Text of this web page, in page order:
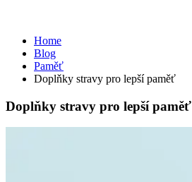
Home
Blog
Paměť
Doplňky stravy pro lepší paměť
Doplňky stravy pro lepší paměť